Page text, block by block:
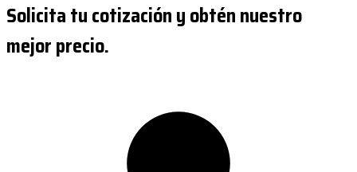
Solicita tu cotización y obtén nuestro
mejor precio.